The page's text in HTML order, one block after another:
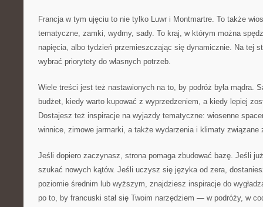
Francja w tym ujęciu to nie tylko Luwr i Montmartre. To także
tematyczne, zamki, wydmy, sady. To kraj, w którym można
napięcia, albo tydzień przemieszczając się dynamicznie. Na tej
wybrać priorytety do własnych potrzeb.
Wiele treści jest też nastawionych na to, by podróż była mądra.
budżet, kiedy warto kupować z wyprzedzeniem, a kiedy lepiej
Dostajesz też inspiracje na wyjazdy tematyczne: wiosenne
winnice, zimowe jarmarki, a także wydarzenia i klimaty związane
Jeśli dopiero zaczynasz, strona pomaga zbudować bazę. Jeśli
szukać nowych kątów. Jeśli uczysz się języka od zera,
poziomie średnim lub wyższym, znajdziesz inspiracje do
po to, by francuski stał się Twoim narzędziem — w podróży, w